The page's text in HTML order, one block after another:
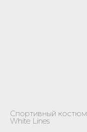
Спортивный костюм
White Lines